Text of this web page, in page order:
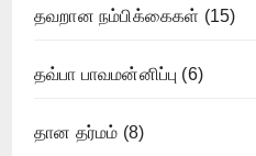
தவறான நம்பிக்கைகள் (15)
தவ்பா பாவமன்னிப்பு (6)
தான தர்மம் (8)